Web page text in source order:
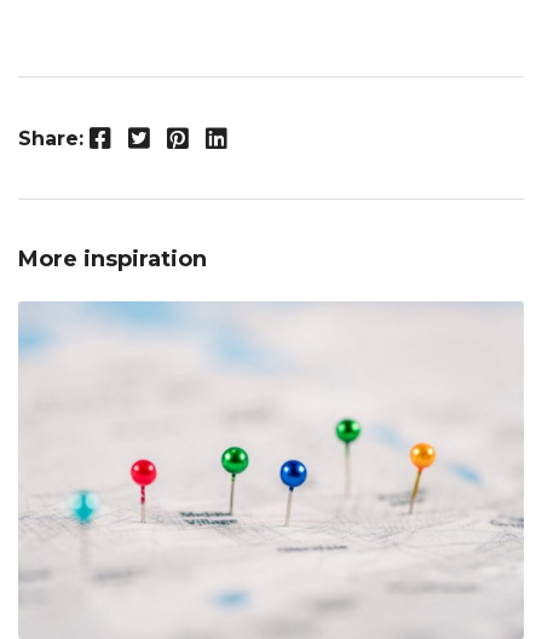
Share: Facebook Twitter Pinterest LinkedIn
More inspiration